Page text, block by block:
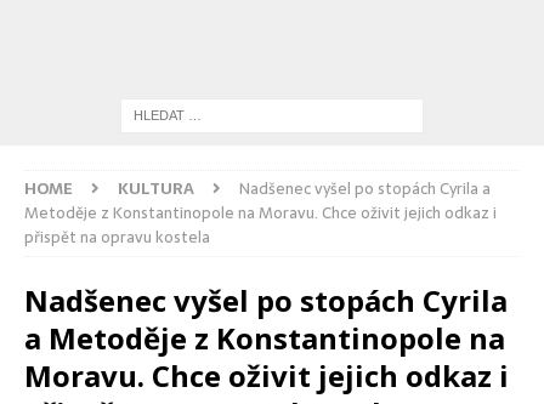
HOME KULTURA
Nadšenec vyšel po stopách Cyrila a
Metoděje z Konstantinopole na Moravu. Chce oživit jejich odkaz i
přispět na opravu kostela
Nadšenec vyšel po stopách Cyrila
a Metoděje z Konstantinopole na
Moravu. Chce oživit jejich odkaz i